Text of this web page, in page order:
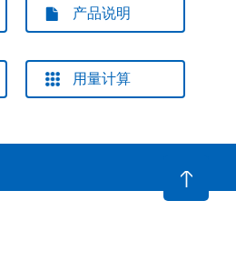
产品说明
用量计算